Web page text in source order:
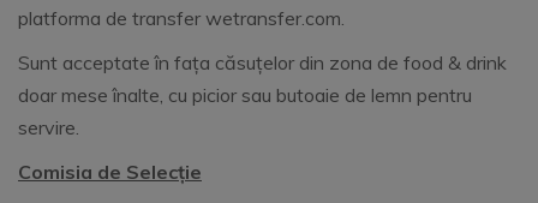
platforma de transfer wetransfer.com.
Sunt acceptate în fața căsuțelor din zona de food & drink
doar mese înalte, cu picior sau butoaie de lemn pentru
servire.
Comisia de Selecție